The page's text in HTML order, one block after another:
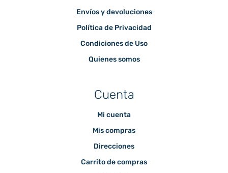
Envíos y devoluciones
Política de Privacidad
Condiciones de Uso
Quienes somos
Cuenta
Mi cuenta
Mis compras
Direcciones
Carrito de compras